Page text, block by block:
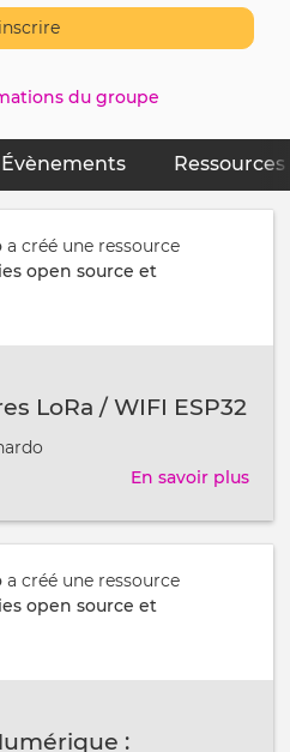
Évènements Ressources
du groupe
a créé une ressource
open source et
LoRa / WIFI ESP32
En savoir plus
de
a créé une ressource
open source et
: